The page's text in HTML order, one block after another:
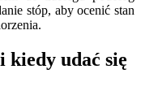
stóp, aby ocenić stan
kiedy udać się